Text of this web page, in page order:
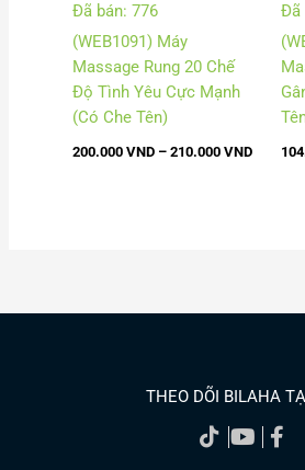
Đã bán: 776
(WEB1091) Máy
Massage Rung 20 Chế
Độ Tình Yêu Cực Mạnh
(Có Che Tên)
200.000VND – 210.000VND
Đã
THEO DÕI BILAHA